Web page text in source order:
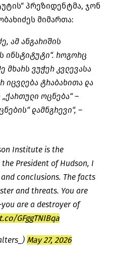
პრეზიდენტმა, ჯონ
მიმართა:
ამ ანგარიშის
ინსტიტუტი“. როგორც
მხარს ვუჭერ კვლევასა
იცვლება ტრაბახითა და
ოცნება“ –
დამნგრევი“, –
Institute is the
President of Hudson, I
conclusions. The facts
and threats. You are
are a destroyer of
GFggTNIBqa
May 27, 2026